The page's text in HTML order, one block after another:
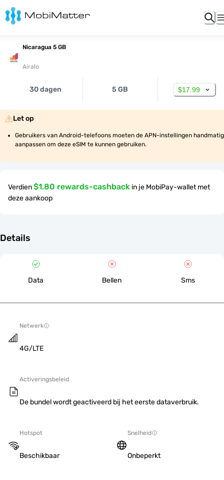
Nicaragua 5 GB
Airalo
30 dagen 5 GB $17.99
Let op
Gebruikers van Android-telefoons moeten de APN-instellingen handmatig
aanpassen om deze eSIM te kunnen gebruiken.
Verdien$1.80 rewards-cashback in je MobiPay-wallet met
deze aankoop
Details
Data Bellen Sms
Netwerk
4G/LTE
Activeringsbeleid
De bundel wordt geactiveerd bij het eerste dataverbruik.
Hotspot
Beschikbaar
Snelheid
Onbeperkt